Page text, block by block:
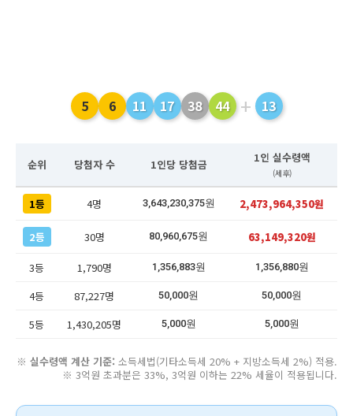
5 6 11 17 38 44 + 13
순위 당첨자 수 1인당 당첨금 1인 실수령액
(세후)
1등 4명 3,643,230,375원 2,473,964,350원
2등 30명 80,960,675원 63,149,320원
3등 1,790명 1,356,883원 1,356,880원
4등 87,227명 50,000원 50,000원
5등 1,430,205명 5,000원 5,000원
※ 실수령액 계산 기준: 소득세법(기타소득세 20% + 지방소득세 2%) 적용.
※ 3억원 초과분은 33%, 3억원 이하는 22% 세율이 적용됩니다.